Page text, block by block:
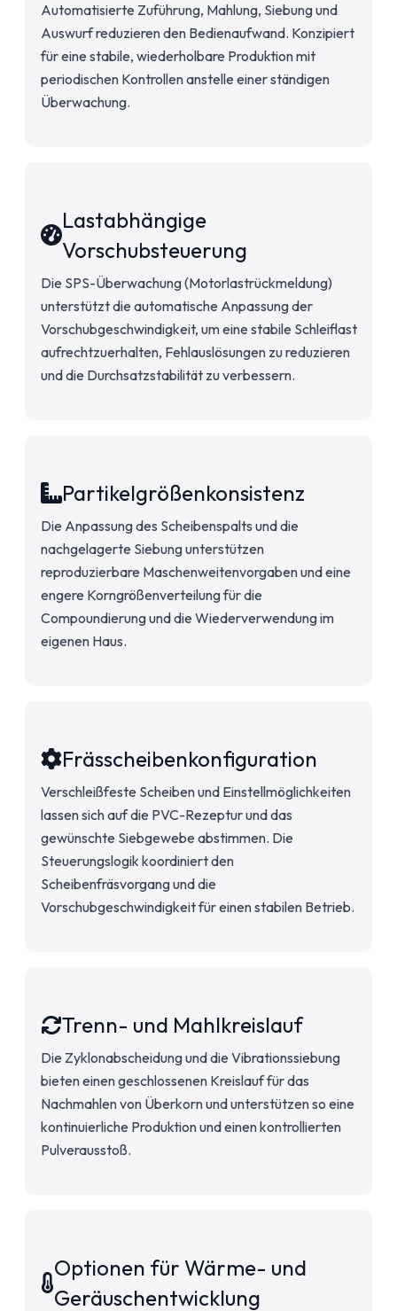
Automatisierte Zuführung, Mahlung, Siebung und
Auswurf reduzieren den Bedienaufwand. Konzipiert
für eine stabile, wiederholbare Produktion mit
periodischen Kontrollen anstelle einer ständigen
Überwachung.
Lastabhängige
Vorschubsteuerung
Die SPS-Überwachung (Motorlastrückmeldung)
unterstützt die automatische Anpassung der
Vorschubgeschwindigkeit, um eine stabile Schleiflast
aufrechtzuerhalten, Fehlauslösungen zu reduzieren
und die Durchsatzstabilität zu verbessern.
Partikelgrößenkonsistenz
Die Anpassung des Scheibenspalts und die
nachgelagerte Siebung unterstützen
reproduzierbare Maschenweitenvorgaben und eine
engere Korngrößenverteilung für die
Compoundierung und die Wiederverwendung im
eigenen Haus.
Frässcheibenkonfiguration
Verschleißfeste Scheiben und Einstellmöglichkeiten
lassen sich auf die PVC-Rezeptur und das
gewünschte Siebgewebe abstimmen. Die
Steuerungslogik koordiniert den
Scheibenfräsvorgang und die
Vorschubgeschwindigkeit für einen stabilen Betrieb.
Trenn- und Mahlkreislauf
Die Zyklonabscheidung und die Vibrationssiebung
bieten einen geschlossenen Kreislauf für das
Nachmahlen von Überkorn und unterstützen so eine
kontinuierliche Produktion und einen kontrollierten
Pulverausstoß.
Optionen für Wärme- und
Geräuschentwicklung